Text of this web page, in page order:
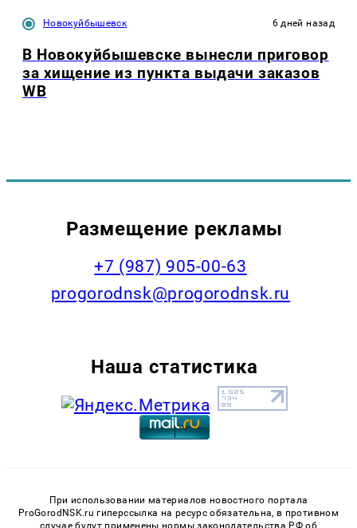
Новокуйбышевск 6 дней назад
В Новокуйбышевске вынесли приговор
за хищение из пункта выдачи заказов
WB
Размещение рекламы
+7 (987) 905-00-63
progorodnsk@progorodnsk.ru
Наша статистика
При использовании материалов новостного портала
ProGorodNSK.ru гиперссылка на ресурс обязательна, в противном
случае будут применены нормы законодательства РФ об